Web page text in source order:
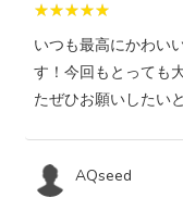
いつも最高にかわい
す！今回もとっても
たぜひお願いしたい
AQseed